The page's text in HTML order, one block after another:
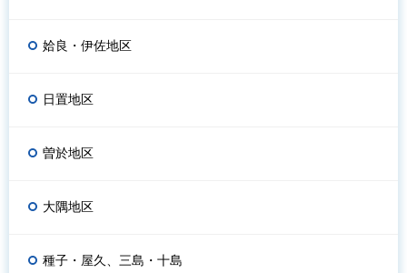
姶良・伊佐地区
日置地区
曽於地区
大隅地区
種子・屋久、三島・十島